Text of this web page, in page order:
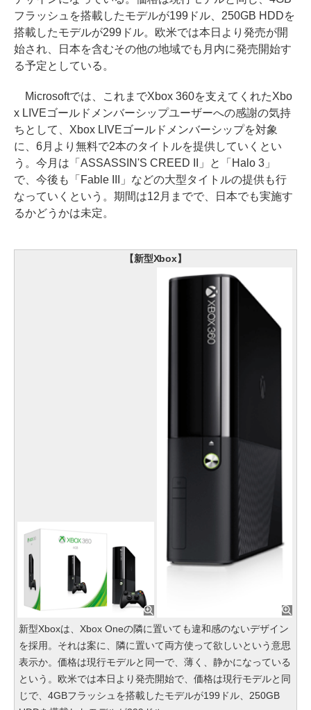
フラッシュを搭載したモデルが199ドル、250GB HDDを
搭載したモデルが299ドル。欧米では本日より発売が開
始され、日本を含むその他の地域でも月内に発売開始す
る予定としている。
Microsoftでは、これまでXbox 360を支えてくれたXbo
x LIVEゴールドメンバーシップユーザーへの感謝の気持
ちとして、Xbox LIVEゴールドメンバーシップを対象
に、6月より無料で2本のタイトルを提供していくとい
う。今月は「ASSASSIN'S CREED II」と「Halo 3」
で、今後も「Fable III」などの大型タイトルの提供も行
なっていくという。期間は12月までで、日本でも実施す
るかどうかは未定。
【新型Xbox】
新型Xboxは、Xbox Oneの隣に置いても違和感のないデザイン
を採用。それは案に、隣に置いて両方使って欲しいという意思
表示か。価格は現行モデルと同一で、薄く、静かになっている
という。欧米では本日より発売開始で、価格は現行モデルと同
じで、4GBフラッシュを搭載したモデルが199ドル、250GB